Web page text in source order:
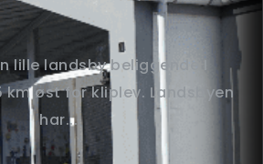
lille landsby beliggende I
øst for kliplev. Landsbyen
har...